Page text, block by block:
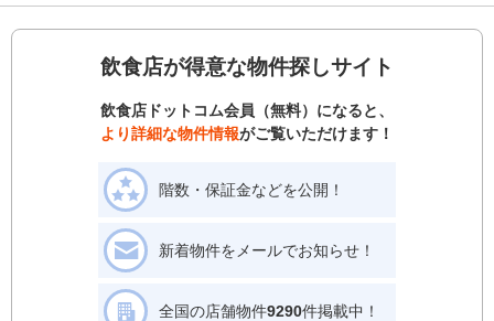
飲食店が得意な物件探しサイト
飲食店ドットコム会員（無料）になると、
より詳細な物件情報がご覧いただけます！
階数・保証金などを公開！
新着物件をメールでお知らせ！
全国の店舗物件9290件掲載中！